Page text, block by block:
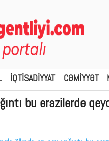
İQTİSADİYYAT CƏMİYYƏT
bu ərazilərdə